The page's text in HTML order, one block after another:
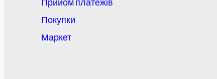
Прийом платежів
Покупки
Маркет